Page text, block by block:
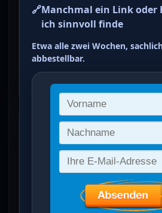
🔗Manchmal ein Link oder
ich sinnvoll finde
Etwa alle zwei Wochen,
abbestellbar.
Prinzregent
bräunlicholiv auf
mittelchromgelb
ein Treffer von 2
90. Geburtstag von
Luitpold(40 Pf)
Vergrößertes Bild bei Klick auf